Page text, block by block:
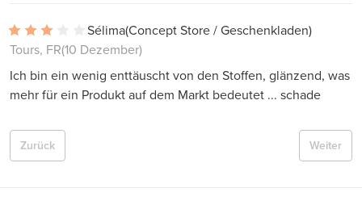
Sélima(Concept Store / Geschenkladen)
Tours, FR(10 Dezember)
Ich bin ein wenig enttäuscht von den Stoffen, glänzend, was
mehr für ein Produkt auf dem Markt bedeutet ... schade
Weiter
Zurück